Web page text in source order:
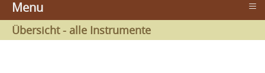
Menu ≡
Übersicht - alle Instrumente